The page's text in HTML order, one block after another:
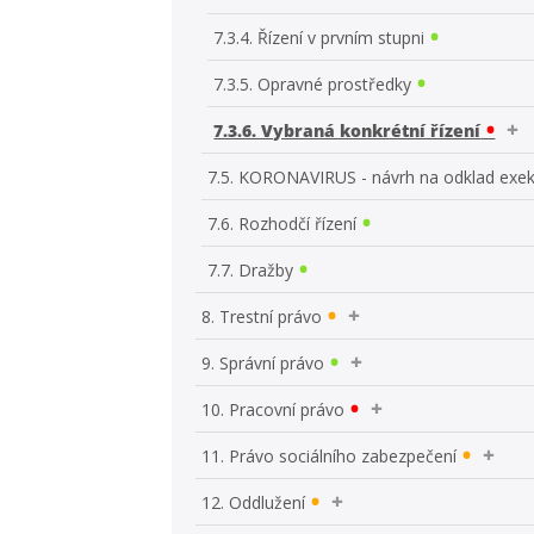
7.3.4. Řízení v prvním stupni
7.3.5. Opravné prostředky
7.3.6. Vybraná konkrétní řízení
7.5. KORONAVIRUS - návrh na odklad
7.6. Rozhodčí řízení
7.7. Dražby
8. Trestní právo
9. Správní právo
10. Pracovní právo
11. Právo sociálního zabezpečení
12. Oddlužení